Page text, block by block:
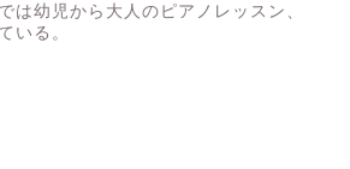
は幼児から大人のピアノレッスン、
いる。